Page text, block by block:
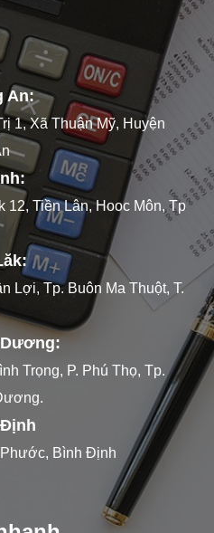
An:
1, Xã Thuận Mỹ, Huyện
Tiền Lân, Hooc Môn, Tp
Lợi, Tp. Buôn Ma Thuột, T.
Trọng, P. Phú Thọ, Tp.
Bình Định